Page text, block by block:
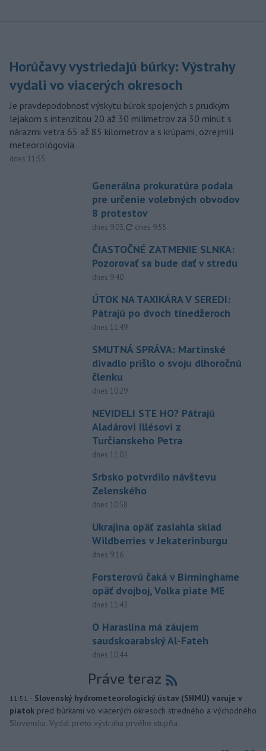
Horúčavy vystriedajú búrky: Výstrahy
vydali vo viacerých okresoch
Je pravdepodobnosť výskytu búrok spojených s prudkým
lejakom s intenzitou 20 až 30 milimetrov za 30 minút s
nárazmi vetra 65 až 85 kilometrov a s krúpami, ozrejmili
meteorológovia.
dnes 11:55
Generálna prokuratúra podala
pre určenie volebných obvodov
8 protestov
dnes 9:03, aktualizované
dnes 9:55
ČIASTOČNÉ ZATMENIE SLNKA:
Pozorovať sa bude dať v stredu
dnes 9:40
ÚTOK NA TAXIKÁRA V SEREDI:
Pátrajú po dvoch tínedžeroch
dnes 11:49
SMUTNÁ SPRÁVA: Martinské
divadlo prišlo o svoju dlhoročnú
členku
dnes 10:29
NEVIDELI STE HO? Pátrajú
Aladárovi Illésovi z
Turčianskeho Petra
dnes 11:02
Srbsko potvrdilo návštevu
Zelenského
dnes 10:58
Ukrajina opäť zasiahla sklad
Wildberries v Jekaterinburgu
dnes 9:16
Forsterovú čaká v Birminghame
opäť dvojboj, Volka piate ME
dnes 11:43
O Haraslína má záujem
saudskoarabský Al-Fateh
dnes 10:44
Práve teraz
11:51 - Slovenský hydrometeorologický ústav (SHMÚ) varuje v
piatok pred búrkami vo viacerých okresoch stredného a východného
Slovenska. Vydal preto výstrahu prvého stupňa.